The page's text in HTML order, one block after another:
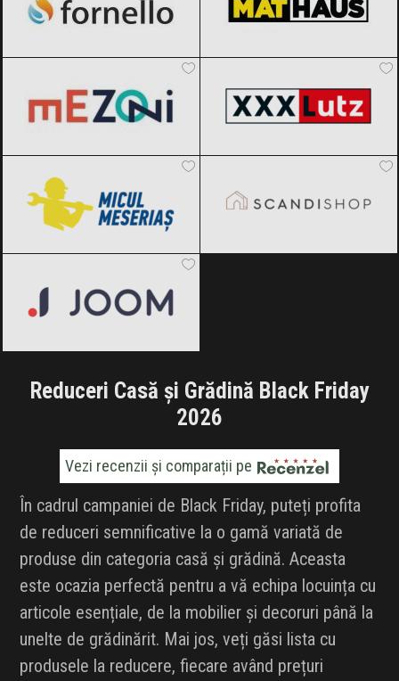
Reduceri Casă și Grădină Black Friday
2026
Vezi recenzii și comparații pe
În cadrul campaniei de Black Friday, puteți profita
de reduceri semnificative la o gamă variată de
produse din categoria casă și grădină. Aceasta
este ocazia perfectă pentru a vă echipa locuința cu
articole esențiale, de la mobilier și decoruri până la
unelte de grădinărit. Mai jos, veți găsi lista cu
produsele la reducere, fiecare având prețuri